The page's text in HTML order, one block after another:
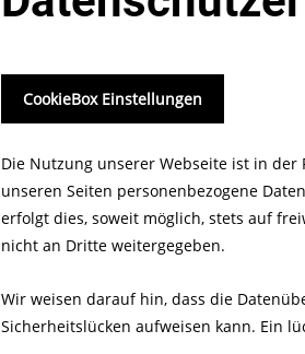
CookieBox Einstellungen
Die Nutzung unserer Webseite ist in der
unseren Seiten personenbezogene
erfolgt dies, soweit möglich, stets auf
nicht an Dritte weitergegeben.
Wir weisen darauf hin, dass die
Sicherheitslücken aufweisen kann. Ein